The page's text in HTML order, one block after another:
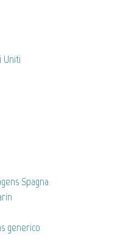
Uniti
Spagna
generico